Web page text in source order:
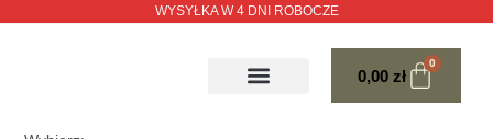
WYSYŁKA W 4 DNI ROBOCZE
0,00zł
0